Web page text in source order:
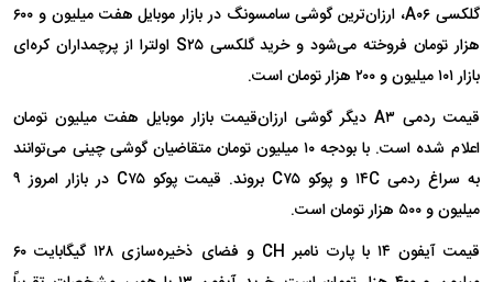
گلکسی A۰۶، ارزان‌ترین گوشی سامسونگ در بازار موبایل هفت میلیون و ۶۰۰
هزار تومان فروخته می‌شود و خرید گلکسی S۲۵ اولترا از پرچمداران کره‌ای
بازار ۱۰۱ میلیون و ۲۰۰ هزار تومان است.
قیمت ردمی A۳ دیگر گوشی ارزان‌قیمت بازار موبایل هفت میلیون تومان
اعلام شده است. با بودجه ۱۰ میلیون تومان متقاضیان گوشی چینی می‌توانند
به سراغ ردمی ۱۴C و پوکو C۷۵ بروند. قیمت پوکو C۷۵ در بازار امروز ۹
میلیون و ۵۰۰ هزار تومان است.
قیمت آیفون ۱۴ با پارت نامبر CH و فضای ذخیره‌سازی ۱۲۸ گیگابایت ۶۰